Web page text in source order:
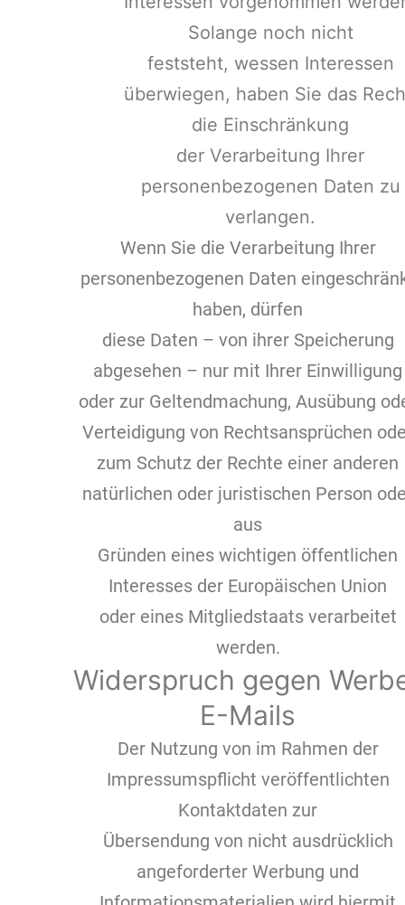
Solange noch nicht
feststeht, wessen Interessen
überwiegen, haben Sie das
die Einschränkung
der Verarbeitung Ihrer
personenbezogenen Daten zu
verlangen.
Wenn Sie die Verarbeitung Ihrer
personenbezogenen Daten
haben, dürfen
diese Daten – von ihrer Speicherung
abgesehen – nur mit Ihrer Einwilligung
oder zur Geltendmachung, Ausübung
Verteidigung von Rechtsansprüchen
zum Schutz der Rechte einer anderen
natürlichen oder juristischen Person
aus
Gründen eines wichtigen öffentlichen
Interesses der Europäischen Union
oder eines Mitgliedstaats verarbeitet
werden.
Widerspruch gegen
E-Mails
Der Nutzung von im Rahmen der
Impressumspflicht veröffentlichten
Kontaktdaten zur
Übersendung von nicht ausdrücklich
angeforderter Werbung und